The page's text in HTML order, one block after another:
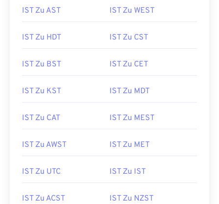
IST Zu AST IST Zu WEST
IST Zu HDT IST Zu CST
IST Zu BST IST Zu CET
IST Zu KST IST Zu MDT
IST Zu CAT IST Zu MEST
IST Zu AWST IST Zu MET
IST Zu UTC IST Zu IST
IST Zu ACST IST Zu NZST